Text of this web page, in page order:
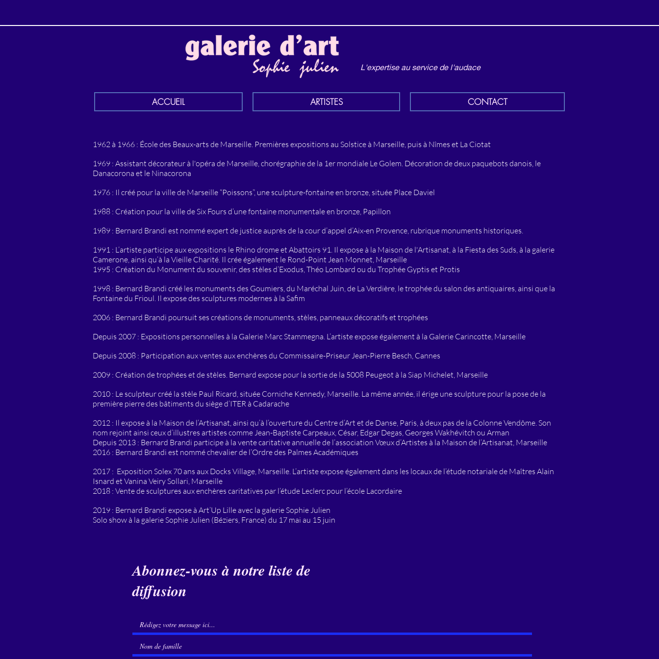
L'expertise au service de l'audace
ACCUEIL ARTISTES CONTACT
1962 à 1966 : École des Beaux-arts de Marseille. Premières expositions au Solstice à Marseille, puis à Nîmes et La Ciotat
1969 : Assistant décorateur à l'opéra de Marseille, chorégraphie de la 1er mondiale Le Golem. Décoration de deux paquebots danois, le
Danacorona et le Ninacorona
1976 : Il créé pour la ville de Marseille “Poissons”, une sculpture-fontaine en bronze, située Place Daviel
1988 : Création pour la ville de Six Fours d’une fontaine monumentale en bronze, Papillon
1989 : Bernard Brandi est nommé expert de justice auprès de la cour d’appel d’Aix-en Provence, rubrique monuments historiques.
1991 : L’artiste participe aux expositions le Rhino drome et Abattoirs 91. Il expose à la Maison de l'Artisanat, à la Fiesta des Suds, à la galerie
Camerone, ainsi qu’à la Vieille Charité. Il crée également le Rond-Point Jean Monnet, Marseille
1995 : Création du Monument du souvenir, des stèles d’Exodus, Théo Lombard ou du Trophée Gyptis et Protis
1998 : Bernard Brandi créé les monuments des Goumiers, du Maréchal Juin, de La Verdière, le trophée du salon des antiquaires, ainsi que la
Fontaine du Frioul. Il expose des sculptures modernes à la Safim
2006 : Bernard Brandi poursuit ses créations de monuments, stèles, panneaux décoratifs et trophées
Depuis 2007 : Expositions personnelles à la Galerie Marc Stammegna. L’artiste expose également à la Galerie Carincotte, Marseille
Depuis 2008 : Participation aux ventes aux enchères du Commissaire-Priseur Jean-Pierre Besch, Cannes
2009 : Création de trophées et de stèles. Bernard expose pour la sortie de la 5008 Peugeot à la Siap Michelet, Marseille
2010 : Le sculpteur créé la stèle Paul Ricard, située Corniche Kennedy, Marseille. La même année, il érige une sculpture pour la pose de la
première pierre des bâtiments du siège d’ITER à Cadarache
2012 : Il expose à la Maison de l’Artisanat, ainsi qu’à l’ouverture du Centre d’Art et de Danse, Paris, à deux pas de la Colonne Vendôme. Son
nom rejoint ainsi ceux d’illustres artistes comme Jean-Baptiste Carpeaux, César, Edgar Degas, Georges Wakhévitch ou Arman
Depuis 2013 : Bernard Brandi participe à la vente caritative annuelle de l’association Vœux d’Artistes à la Maison de l’Artisanat, Marseille
2016 : Bernard Brandi est nommé chevalier de l’Ordre des Palmes Académiques
2017 : Exposition Solex 70 ans aux Docks Village, Marseille. L’artiste expose également dans les locaux de l’étude notariale de Maîtres Alain
Isnard et Vanina Veiry Sollari, Marseille
2018 : Vente de sculptures aux enchères caritatives par l’étude Leclerc pour l’école Lacordaire
2019 : Bernard Brandi expose à Art’Up Lille avec la galerie Sophie Julien
Solo show à la galerie Sophie Julien (Béziers, France) du 17 mai au 15 juin
Abonnez-vous à notre liste de
diffusion